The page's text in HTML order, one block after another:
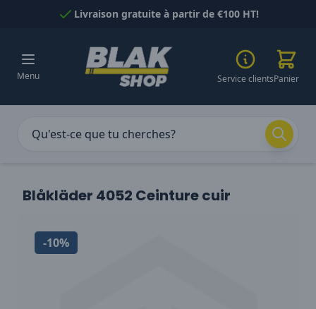
Passer au contenuLivraison gratuite à partir de €100 HT!
Menu Service clientsPanier
Blåkläder 4052 Ceinture cuir
-10%